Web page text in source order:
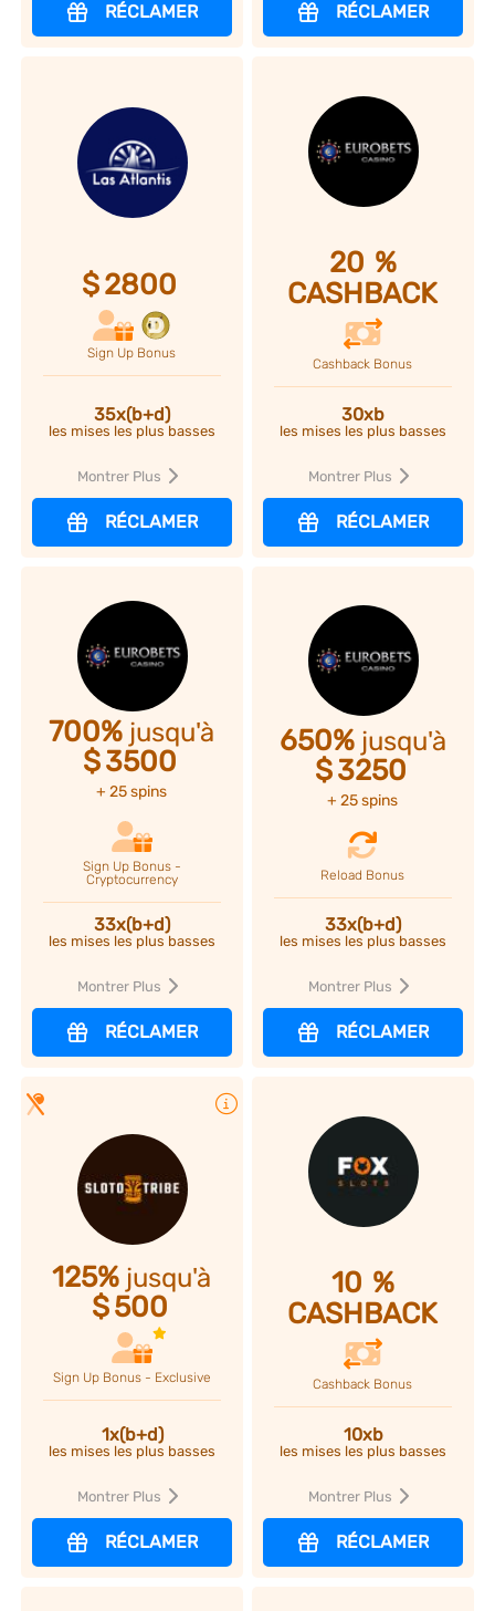
RÉCLAMER RÉCLAMER
$2800
Sign Up Bonus
35x(b+d)
les mises les plus basses
Montrer Plus
RÉCLAMER
20 %
CASHBACK
Cashback Bonus
30xb
les mises les plus basses
Montrer Plus
RÉCLAMER
700% jusqu'à
$3500
+ 25 spins
Sign Up Bonus -
Cryptocurrency
33x(b+d)
les mises les plus basses
Montrer Plus
RÉCLAMER
650%jusqu'à
$3250
+ 25 spins
Reload Bonus
33x(b+d)
les mises les plus basses
Montrer Plus
RÉCLAMER
Plus d'infos
125% jusqu'à
$500
Sign Up Bonus - Exclusive
1x(b+d)
les mises les plus basses
Montrer Plus
RÉCLAMER
10 %
CASHBACK
Cashback Bonus
10xb
les mises les plus basses
Montrer Plus
RÉCLAMER